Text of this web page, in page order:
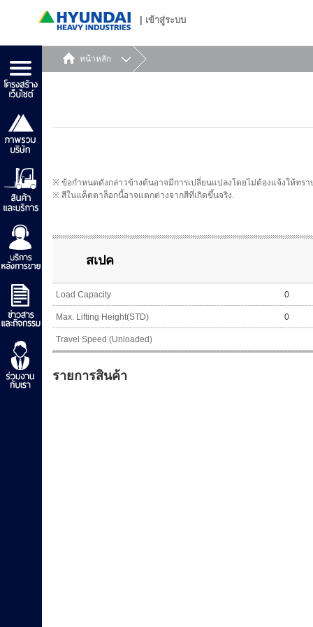
เข้าสู่ระบบ
หน้าหลัก
※ ข้อกำหนดดังกล่าวข้างต้นอาจมีการเปลี่ยนแปลงโดยไม่ต้องแจ้งให้ทร
※ สีในแค็ตตาล็อกนี้อาจแตกต่างจากสีที่เกิดขึ้นจริง.
สเปค
Load Capacity 0
Max. Lifting Height(STD) 0
Travel Speed (Unloaded)
รายการสินค้า